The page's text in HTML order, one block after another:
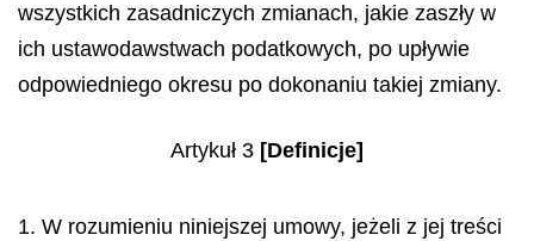
wszystkich zasadniczych zmianach, jakie zaszły w
ich ustawodawstwach podatkowych, po upływie
odpowiedniego okresu po dokonaniu takiej zmiany.
Artykuł 3 [Definicje]
1. W rozumieniu niniejszej umowy, jeżeli z jej treści